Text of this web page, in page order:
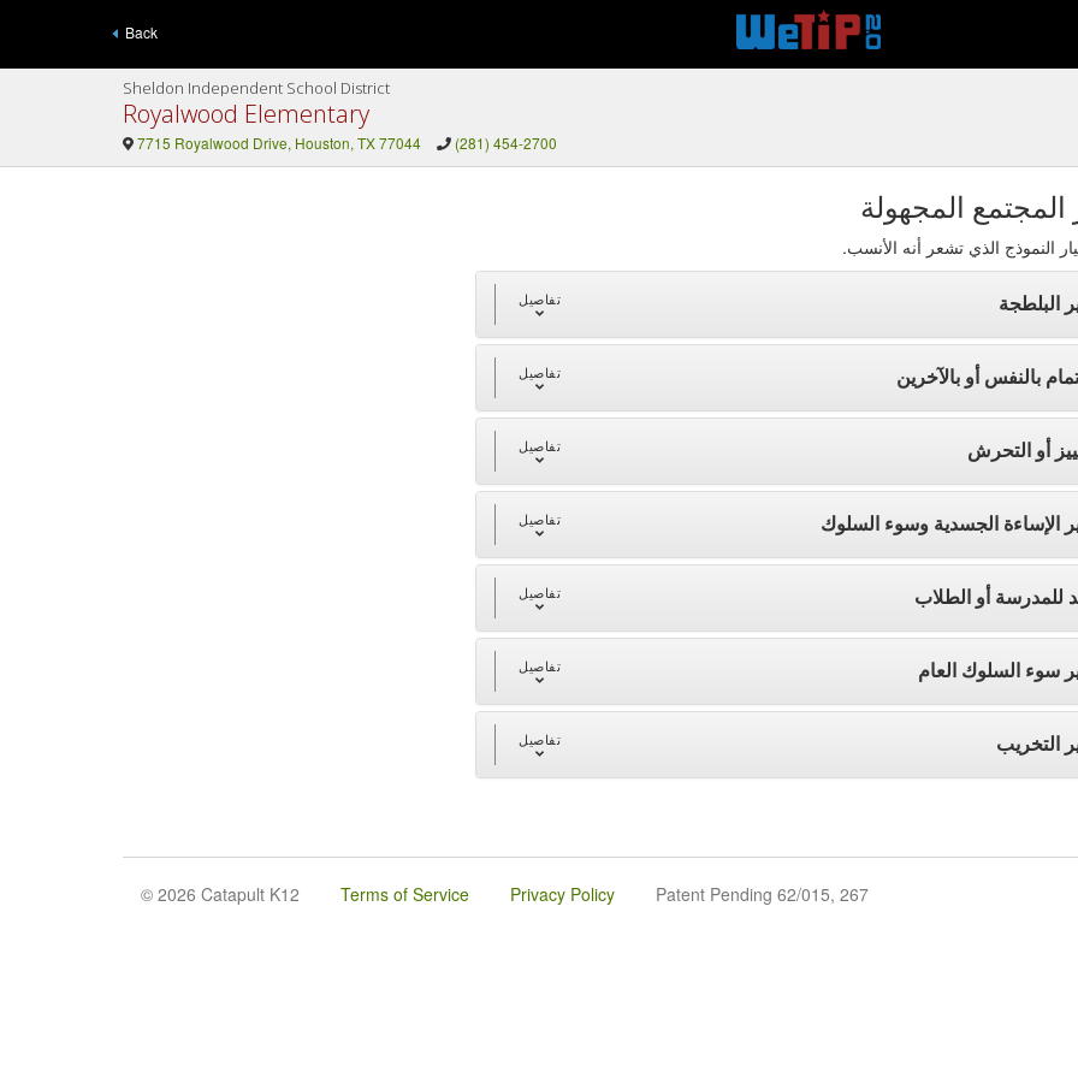
Back
Sheldon Independent School District
Royalwood Elementary
7715 Royalwood Drive, Houston, TX 77044 (281) 454-2700
المجتمع المجهولة
النموذج الذي تشعر أنه الأنسب.
البلطجة تفاصيل
بالنفس أو بالآخرين تفاصيل
أو التحرش تفاصيل
الإساءة الجسدية وسوء السلوك تفاصيل
للمدرسة أو الطلاب تفاصيل
سوء السلوك العام تفاصيل
التخريب تفاصيل
© 2026 Catapult K12 Terms of Service Privacy Policy Patent Pending 62/015, 267